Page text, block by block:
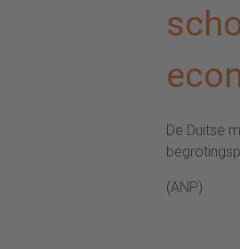
De Duitse
(ANP)